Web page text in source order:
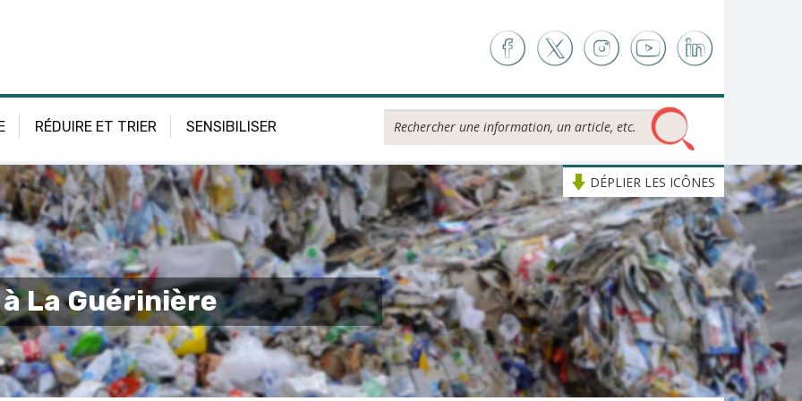
RÉDUIRE ET TRIER SENSIBILISER Rechercher...
DÉPLIER LES ICÔNES
La Guérinière